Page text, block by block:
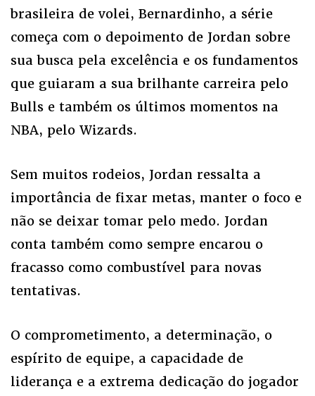
brasileira de volei, Bernardinho, a série
começa com o depoimento de Jordan sobre
sua busca pela excelência e os fundamentos
que guiaram a sua brilhante carreira pelo
Bulls e também os últimos momentos na
NBA, pelo Wizards.
Sem muitos rodeios, Jordan ressalta a
importância de fixar metas, manter o foco e
não se deixar tomar pelo medo. Jordan
conta também como sempre encarou o
fracasso como combustível para novas
tentativas.
O comprometimento, a determinação, o
espírito de equipe, a capacidade de
liderança e a extrema dedicação do jogador